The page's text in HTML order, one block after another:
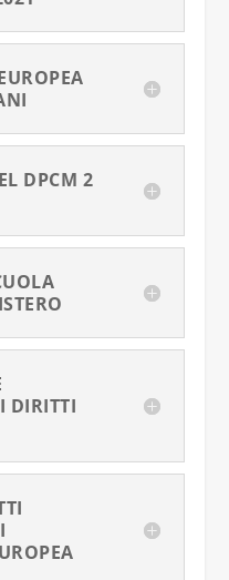
DPCM 2
DIRITTI